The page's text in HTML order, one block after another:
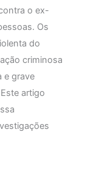
o ex-
Os
do
criminosa
e grave
artigo